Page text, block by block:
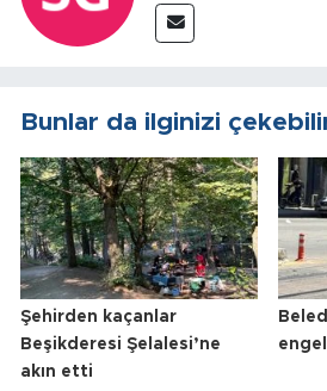
Bunlar da ilginizi
Şehirden kaçanlar
Beşikderesi Şelalesi’ne
akın etti